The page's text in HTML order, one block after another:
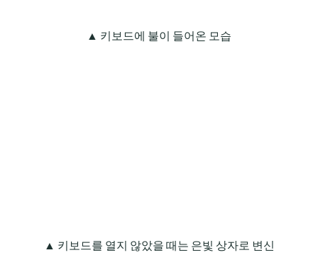
▲ 키보드에 불이 들어온 모습
▲ 키보드를 열지 않았을 때는 은빛 상자로 변신